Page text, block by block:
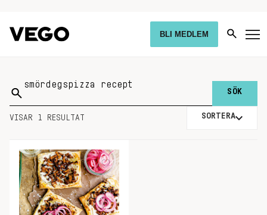
BLI MEDLEM
Sök
på:
VISAR 1 RESULTAT SORTERA